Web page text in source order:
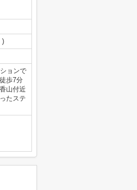
)
ョンで
歩7分
山付近
たステ